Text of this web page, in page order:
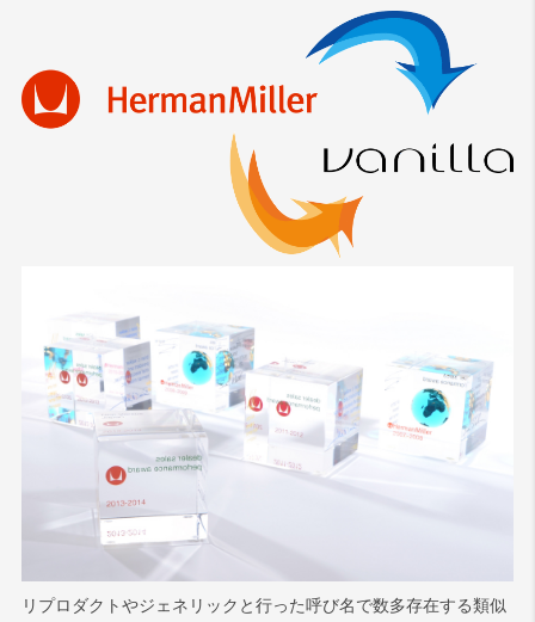
リプロダクトやジェネリックと行った呼び名で数多存在する類似